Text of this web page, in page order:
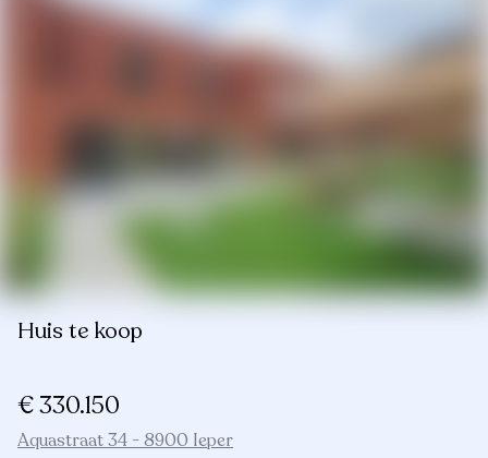
Huis te koop
€ 330.150
Aquastraat 34 - 8900 Ieper